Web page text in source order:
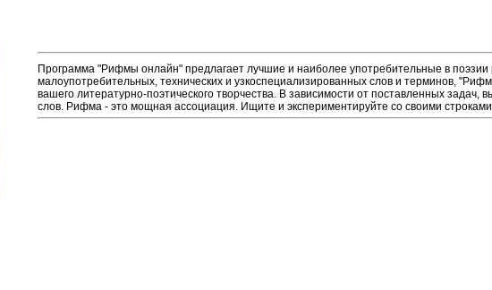
Программа "Рифмы онлайн" предлагает лучшие и наиболее употребительные в
малоупотребительных, технических и узкоспециализированных слов и терминов,
вашего литературно-поэтического творчества. В зависимости от поставленных
слов. Рифма - это мощная ассоциация. Ищите и экспериментируйте со своими